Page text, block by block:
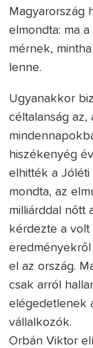
Magyarország
elmondta: ma
mérnek,
lenne.
Ugyanakkor
céltalanság az,
hiszékenyég
elhitték a Jóléti
mondta, az
milliárddal nőtt
kérdezte a
el az ország.
csak arról
elégedetlenek
vállalkozók.
Orbán Viktor